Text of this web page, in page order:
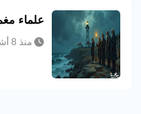
علماء
منذ 8 أشهر